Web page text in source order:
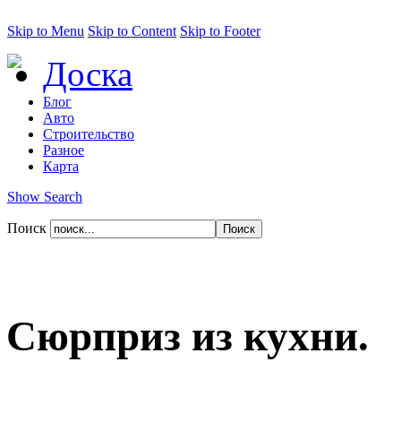
Skip to Menu Skip to Content Skip to Footer
Доска
Блог
Авто
Строительство
Разное
Карта
Show Search
Поиск
Сюрприз из кухни.